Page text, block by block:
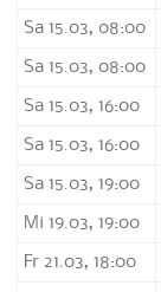
Sa 15.03, 08:00
Sa 15.03, 08:00
Sa 15.03, 16:00
Sa 15.03, 16:00
Sa 15.03, 19:00
Mi 19.03, 19:00
Fr 21.03, 18:00